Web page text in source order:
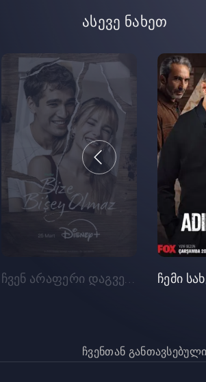
ასევე ნახეთ
ჩვენ არაფერი დაგვემართება (სერია 3)
ჩვენთან